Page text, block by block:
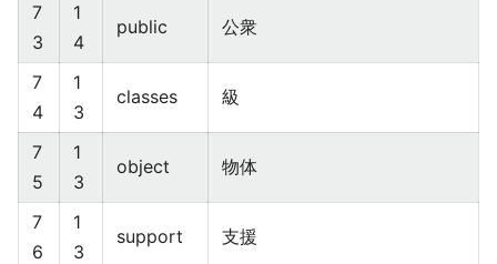
7
3
1
4
public 公衆
7
4
1
3
classes 級
7
5
1
3
object 物体
7
6
1
3
support 支援